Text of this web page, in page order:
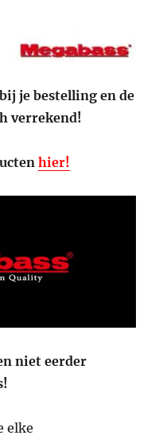
bij je bestelling en de
verrekend!
hier!
niet eerder
elke